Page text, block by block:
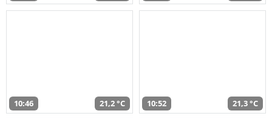
10:46 21,2 °C 10:52 21,3 °C